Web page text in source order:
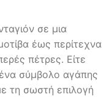
σε μια
έως περίτεχνα
πέτρες. Είτε
σύμβολο αγάπης
τη σωστή επιλογή